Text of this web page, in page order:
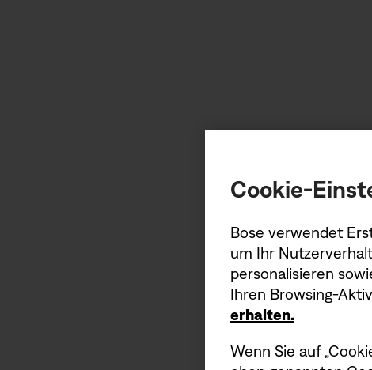
Cookie-
Bose verwendet
um Ihr
personalisieren
Ihren Browsing-
erhalten.
Wenn Sie auf